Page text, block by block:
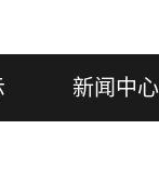
新闻中心